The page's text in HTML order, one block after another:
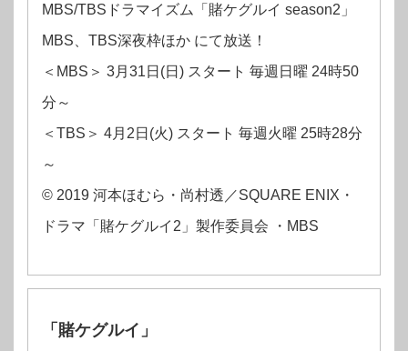
MBS/TBSドラマイズム「賭ケグルイ season2」
MBS、TBS深夜枠ほか にて放送！
＜MBS＞ 3月31日(日) スタート 毎週日曜 24時50
分～
＜TBS＞ 4月2日(火) スタート 毎週火曜 25時28分
～
© 2019 河本ほむら・尚村透／SQUARE ENIX・
ドラマ「賭ケグルイ2」製作委員会 ・MBS
「賭ケグルイ」